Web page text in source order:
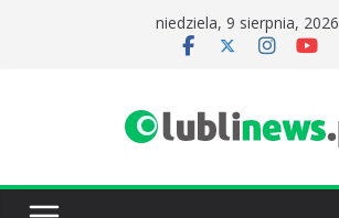
niedziela, 9 sierpnia, 2026